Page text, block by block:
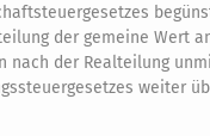
der gemeine Wert
der Realteilung
weiter